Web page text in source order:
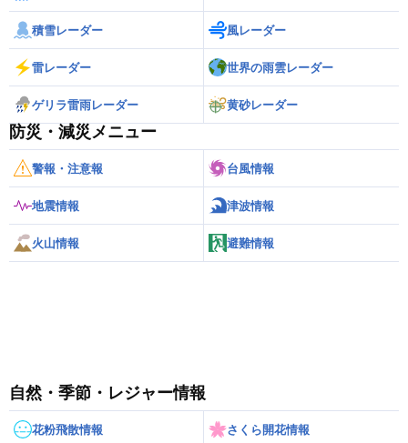
積雪レーダー 風レーダー
雷レーダー 世界の雨雲レーダー
ゲリラ雷雨レーダー 黄砂レーダー
防災・減災メニュー
警報・注意報 台風情報
地震情報 津波情報
火山情報 避難情報
自然・季節・レジャー情報
花粉飛散情報 さくら開花情報